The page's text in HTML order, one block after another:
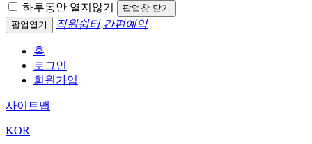
하루동안 열지않기
팝업창 닫기
팝업열기
직원쉼터 간편예약
홈
로그인
회원가입
사이트맵
KOR